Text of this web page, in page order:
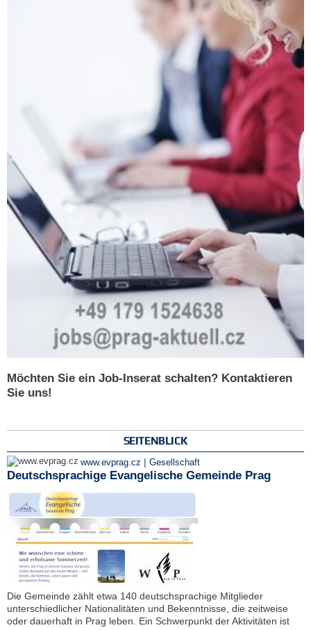
Möchten Sie ein Job-Inserat schalten? Kontaktieren
Sie uns!
SEITENBLICK
www.evprag.cz | Gesellschaft
Deutschsprachige Evangelische Gemeinde Prag
Die Gemeinde zählt etwa 140 deutschsprachige Mitglieder
unterschiedlicher Nationalitäten und Bekenntnisse, die zeitweise
oder dauerhaft in Prag leben. Ein Schwerpunkt der Aktivitäten ist